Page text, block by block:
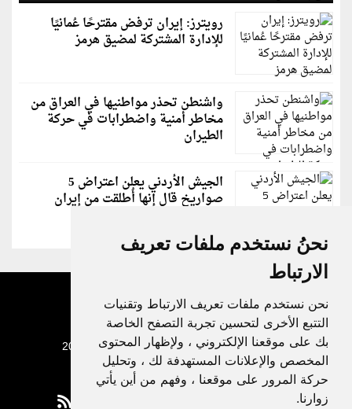
نحنُ نستخدم ملفات تعريف
الارتباط
نحن نستخدم ملفات تعريف الارتباط وتقنيات
التتبع الأخرى لتحسين تجربة التصفح الخاصة
بك على موقعنا الإلكتروني ، ولإظهار المحتوى
المخصص والإعلانات المستهدفة لك ، وتحليل
حركة المرور على موقعنا ، وفهم من أين يأتي
زوارنا.
رويترز: إيران ترفض مقترحًا عُمانيًا
للإدارة المشتركة لمضيق هرمز
واشنطن تحذر مواطنيها في العراق من
مخاطر أمنية واضطرابات في حركة
الطيران
الجيش الأردني يعلن اعتراض 5
صواريخ قال إنها أُطلقت من إيران
جميع الحقوق محفوظة لدنيا الوطن © 2003 - 2022